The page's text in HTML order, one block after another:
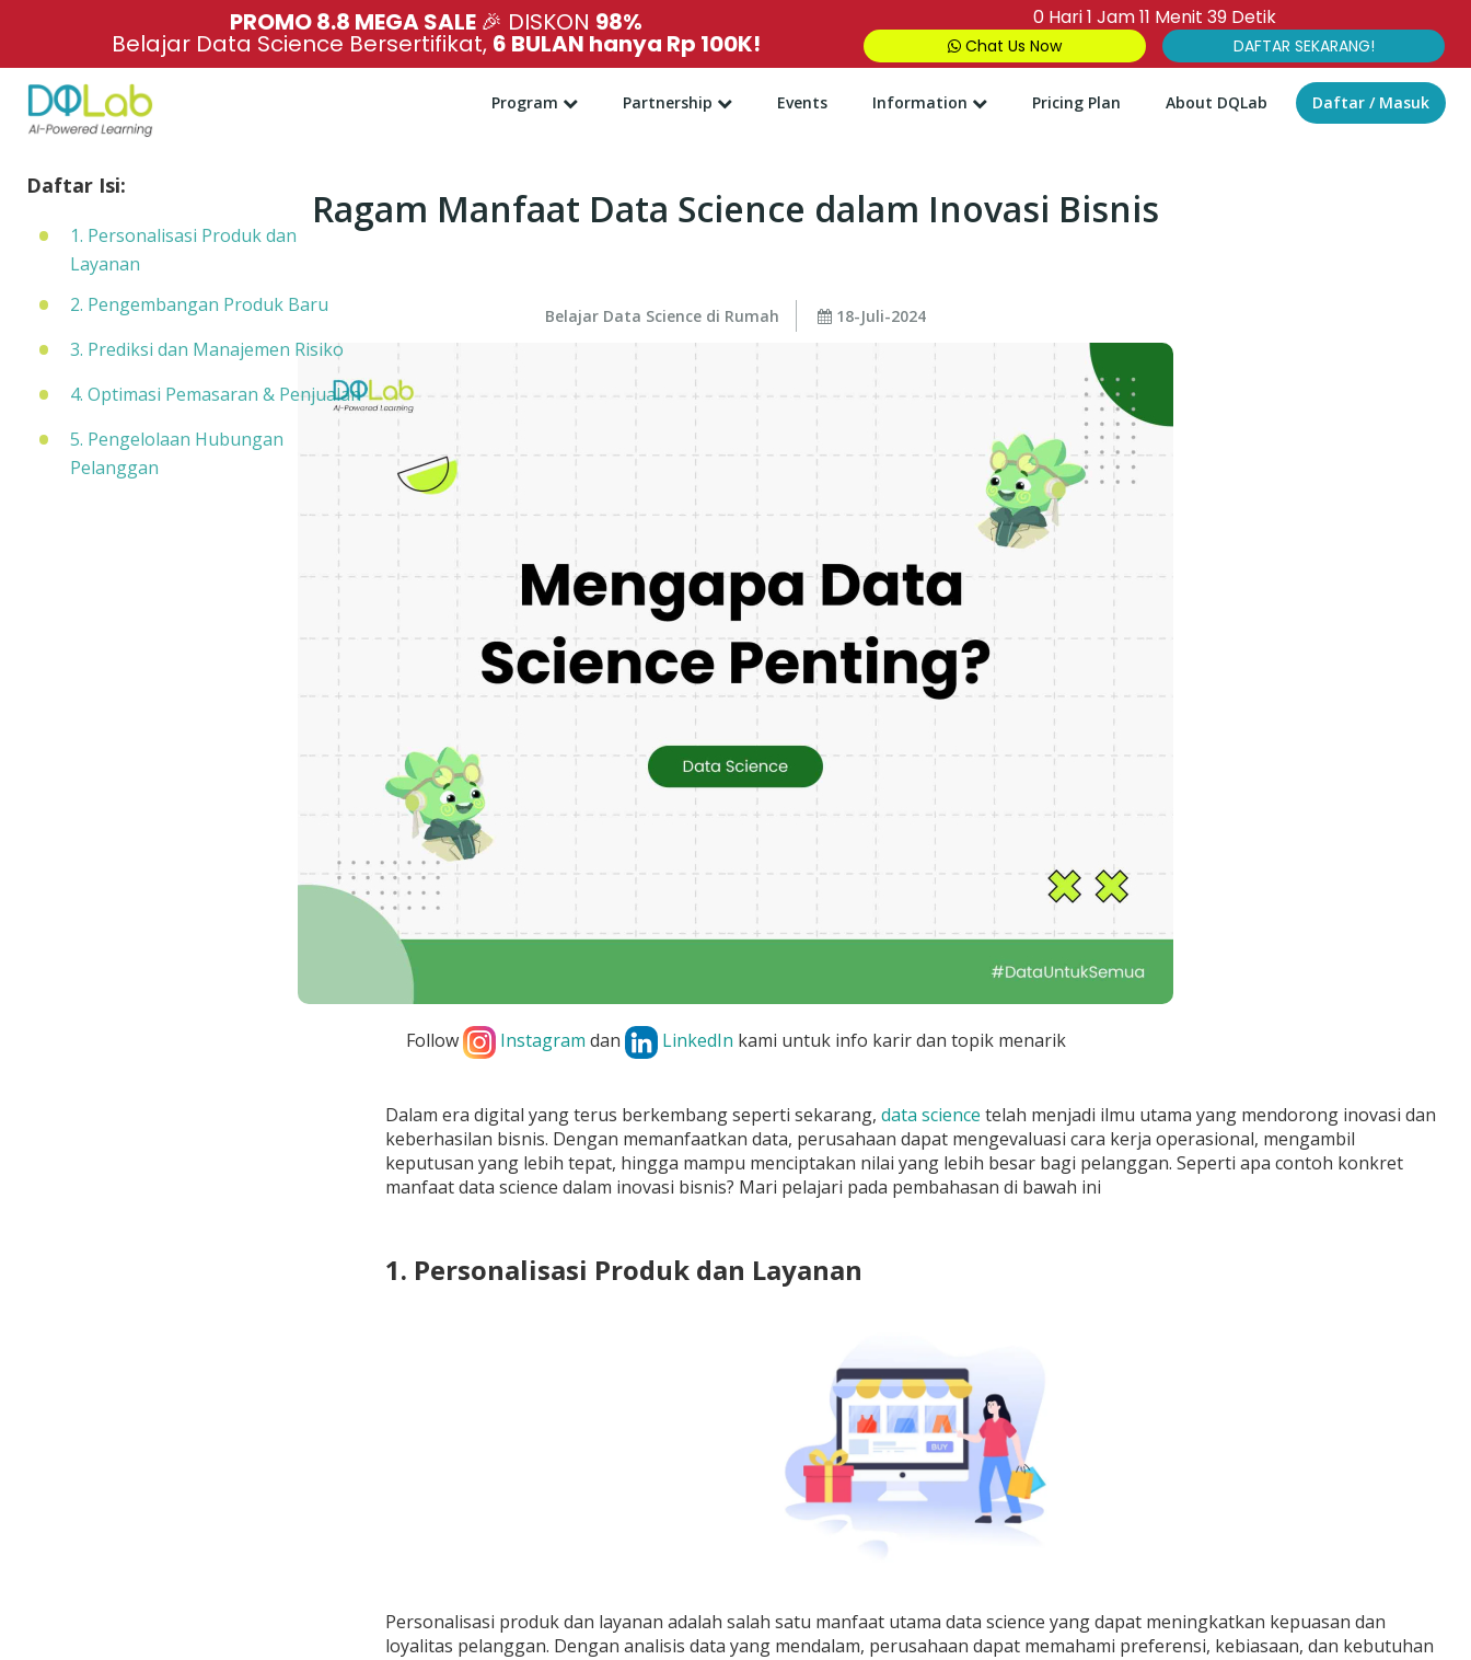
PROMO 8.8 MEGA SALE 🎉 DISKON 98%
Belajar Data Science Bersertifikat, 6 BULAN hanya Rp 100K!
0Hari1 Jam11 Menit 38 Detik
Chat Us Now DAFTAR SEKARANG!
Program Partnership Events Information Pricing Plan About DQLab Daftar / Masuk
Ragam Manfaat Data Science dalam Inovasi Bisnis
Belajar Data Science di Rumah 18-Juli-2024
Follow Instagram dan LinkedIn kami untuk info karir dan topik menarik
Daftar Isi:
1. Personalisasi Produk dan
Layanan
2. Pengembangan Produk Baru
3. Prediksi dan Manajemen Risiko
4. Optimasi Pemasaran & Penjualan
5. Pengelolaan Hubungan
Pelanggan
Dalam era digital yang terus berkembang seperti sekarang, data science telah menjadi ilmu utama yang mendorong inovasi dan
keberhasilan bisnis. Dengan memanfaatkan data, perusahaan dapat mengevaluasi cara kerja operasional, mengambil
keputusan yang lebih tepat, hingga mampu menciptakan nilai yang lebih besar bagi pelanggan. Seperti apa contoh konkret
manfaat data science dalam inovasi bisnis? Mari pelajari pada pembahasan di bawah ini
1. Personalisasi Produk dan Layanan
Personalisasi produk dan layanan adalah salah satu manfaat utama data science yang dapat meningkatkan kepuasan dan
loyalitas pelanggan. Dengan analisis data yang mendalam, perusahaan dapat memahami preferensi, kebiasaan, dan kebutuhan